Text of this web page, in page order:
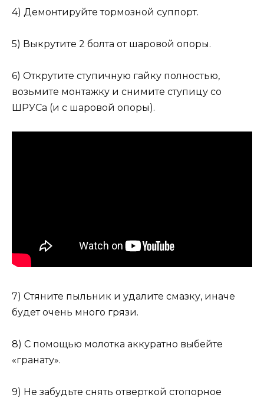
4) Демонтируйте тормозной суппорт.
5) Выкрутите 2 болта от шаровой опоры.
6) Открутите ступичную гайку полностью,
возьмите монтажку и снимите ступицу со
ШРУСа (и с шаровой опоры).
7) Стяните пыльник и удалите смазку, иначе
будет очень много грязи.
8) С помощью молотка аккуратно выбейте
«гранату».
9) Не забудьте снять отверткой стопорное